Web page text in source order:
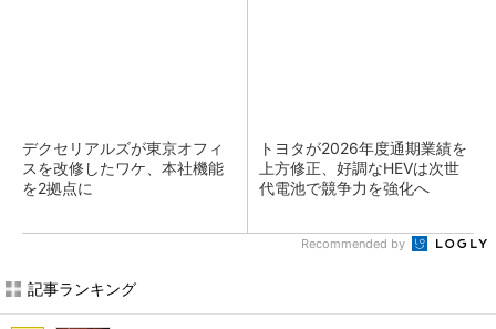
デクセリアルズが東京オフィ
スを改修したワケ、本社機能
を2拠点に
トヨタが2026年度通期業績を
上方修正、好調なHEVは次世
代電池で競争力を強化へ
Recommended by
記事ランキング